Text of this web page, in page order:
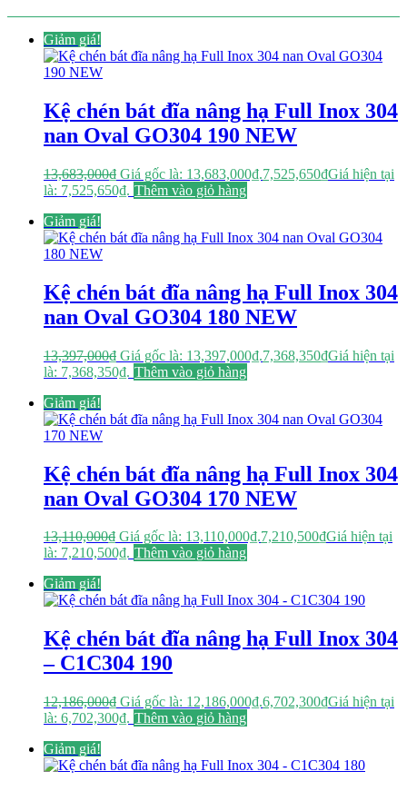
Giảm giá!
Kệ chén bát đĩa nâng hạ Full Inox 304
nan Oval GO304 190 NEW
13,683,000₫ Giá gốc là: 13,683,000₫.7,525,650₫Giá hiện tại
là: 7,525,650₫. Thêm vào giỏ hàng
Giảm giá!
Kệ chén bát đĩa nâng hạ Full Inox 304
nan Oval GO304 180 NEW
13,397,000₫ Giá gốc là: 13,397,000₫.7,368,350₫Giá hiện tại
là: 7,368,350₫. Thêm vào giỏ hàng
Giảm giá!
Kệ chén bát đĩa nâng hạ Full Inox 304
nan Oval GO304 170 NEW
13,110,000₫ Giá gốc là: 13,110,000₫.7,210,500₫Giá hiện tại
là: 7,210,500₫. Thêm vào giỏ hàng
Giảm giá!
Kệ chén bát đĩa nâng hạ Full Inox 304
– C1C304 190
12,186,000₫ Giá gốc là: 12,186,000₫.6,702,300₫Giá hiện tại
là: 6,702,300₫. Thêm vào giỏ hàng
Giảm giá!